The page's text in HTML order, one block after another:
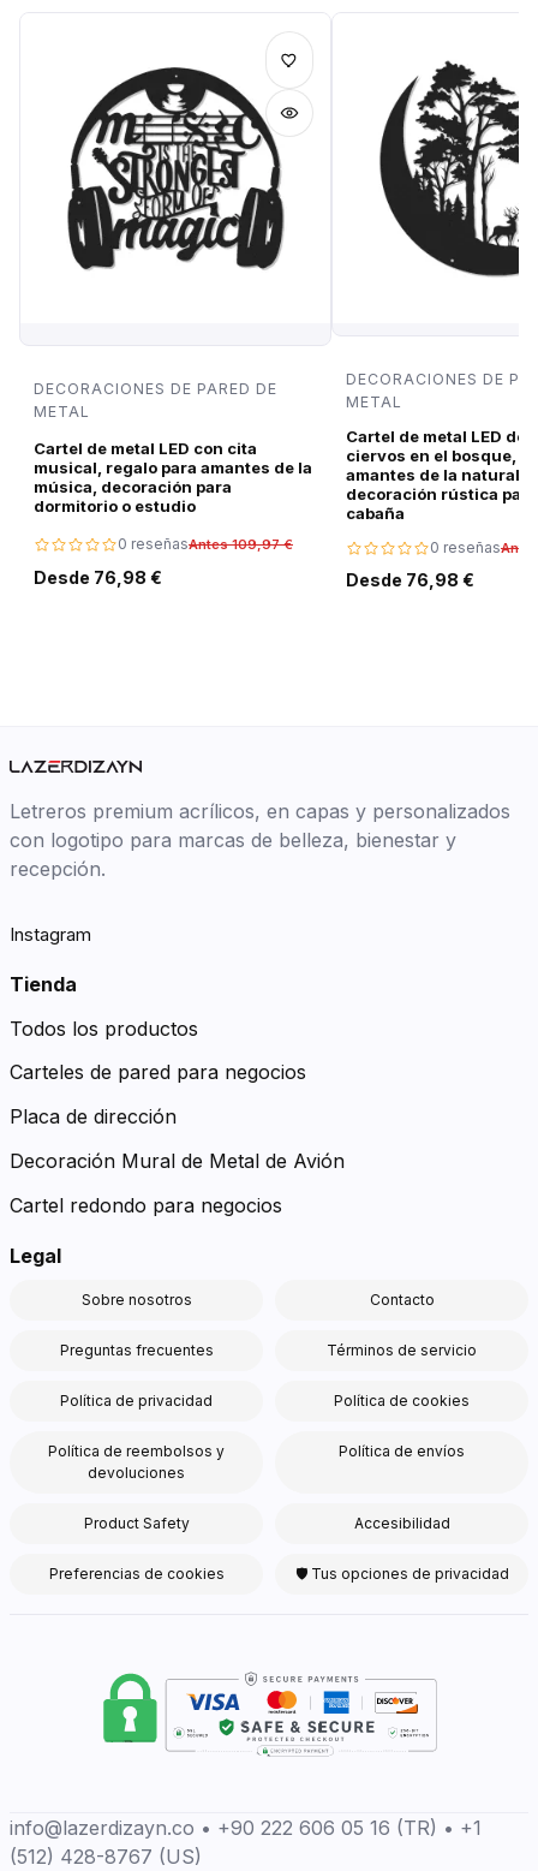
DECORACIONES DE PARED DE
METAL
Cartel de metal LED con cita
musical, regalo para amantes de la
música, decoración para
dormitorio o estudio
0 reseñasAntes 109,97 €
Desde 76,98 €
DECORACIONES DE
METAL
Cartel de metal LED de
ciervos en el bosque,
amantes de la
decoración rústica
cabaña
0 reseñas
Desde 76,98 €
Letreros premium acrílicos, en capas y personalizados
con logotipo para marcas de belleza, bienestar y
recepción.
Instagram
Tienda
Todos los productos
Carteles de pared para negocios
Placa de dirección
Decoración Mural de Metal de Avión
Cartel redondo para negocios
Legal
Sobre nosotros Contacto
Preguntas frecuentes Términos de servicio
Política de privacidad Política de cookies
Política de reembolsos y
devoluciones
Política de envíos
Product Safety Accesibilidad
Preferencias de cookies 🛡 Tus opciones de privacidad
info@lazerdizayn.co • +90 222 606 05 16 (TR) • +1
(512) 428-8767 (US)